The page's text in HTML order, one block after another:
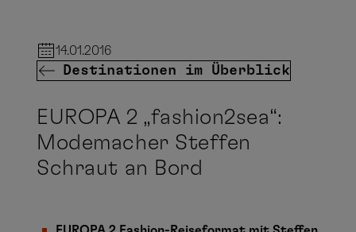
14.01.2016
Destinationen im Überblick
EUROPA 2 „fashion2sea“:
Modemacher Steffen
Schraut an Bord